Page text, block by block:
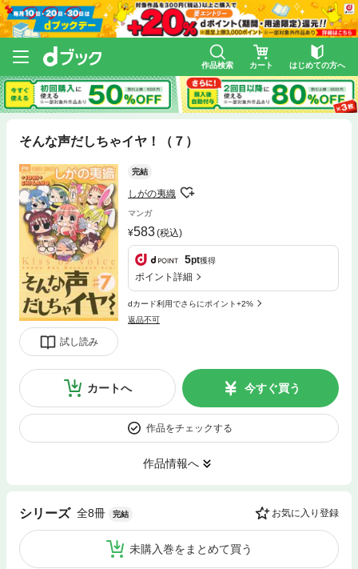
作品検索 カート はじめての方へ
そんな声だしちゃイヤ！（７）
試し読み
完結
しがの夷織
マンガ
583(税込)
5pt獲得
ポイント詳細
dカード利用でさらにポイント+2%
返品不可
カートへ 今すぐ買う
作品をチェックする
作品情報へ
シリーズ 全8冊 完結 お気に入り登録
未購入巻をまとめて買う